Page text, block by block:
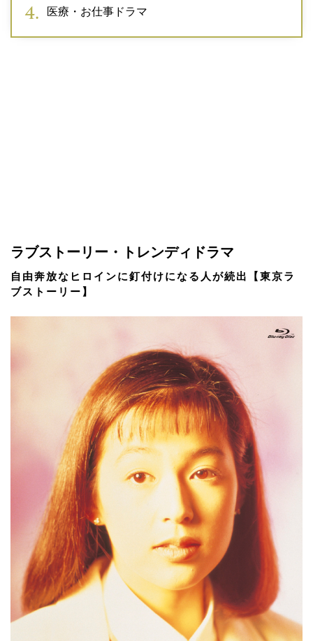
医療・お仕事ドラマ
ラブストーリー・トレンディドラマ
自由奔放なヒロインに釘付けになる人が続出【東京ラ
ブストーリー】